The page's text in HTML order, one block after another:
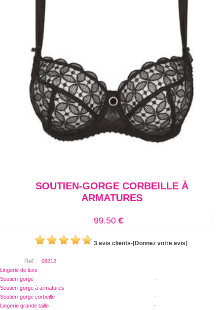
SOUTIEN-GORGE CORBEILLE À
ARMATURES
99.50€
3 avis clients-[Donnez votre avis]
Ref :
08212
Lingerie de luxe
-
Soutien-gorge
-
Soutien-gorge à armatures
-
Soutien-gorge corbeille
-
Lingerie grande taille